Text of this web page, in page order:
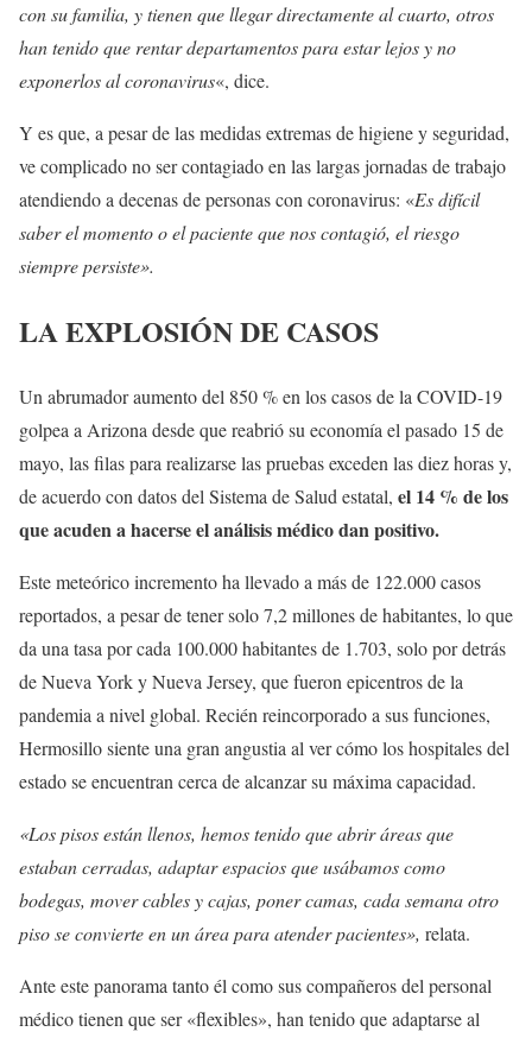
con su familia, y tienen que llegar directamente al cuarto, otros
han tenido que rentar departamentos para estar lejos y no
exponerlos al coronavirus«, dice.
Y es que, a pesar de las medidas extremas de higiene y seguridad,
ve complicado no ser contagiado en las largas jornadas de trabajo
atendiendo a decenas de personas con coronavirus: «Es difícil
saber el momento o el paciente que nos contagió, el riesgo
siempre persiste».
LA EXPLOSIÓN DE CASOS
Un abrumador aumento del 850 % en los casos de la COVID-19
golpea a Arizona desde que reabrió su economía el pasado 15 de
mayo, las filas para realizarse las pruebas exceden las diez horas y,
de acuerdo con datos del Sistema de Salud estatal, el 14 % de los
que acuden a hacerse el análisis médico dan positivo.
Este meteórico incremento ha llevado a más de 122.000 casos
reportados, a pesar de tener solo 7,2 millones de habitantes, lo que
da una tasa por cada 100.000 habitantes de 1.703, solo por detrás
de Nueva York y Nueva Jersey, que fueron epicentros de la
pandemia a nivel global. Recién reincorporado a sus funciones,
Hermosillo siente una gran angustia al ver cómo los hospitales del
estado se encuentran cerca de alcanzar su máxima capacidad.
«Los pisos están llenos, hemos tenido que abrir áreas que
estaban cerradas, adaptar espacios que usábamos como
bodegas, mover cables y cajas, poner camas, cada semana otro
piso se convierte en un área para atender pacientes», relata.
Ante este panorama tanto él como sus compañeros del personal
médico tienen que ser «flexibles», han tenido que adaptarse al